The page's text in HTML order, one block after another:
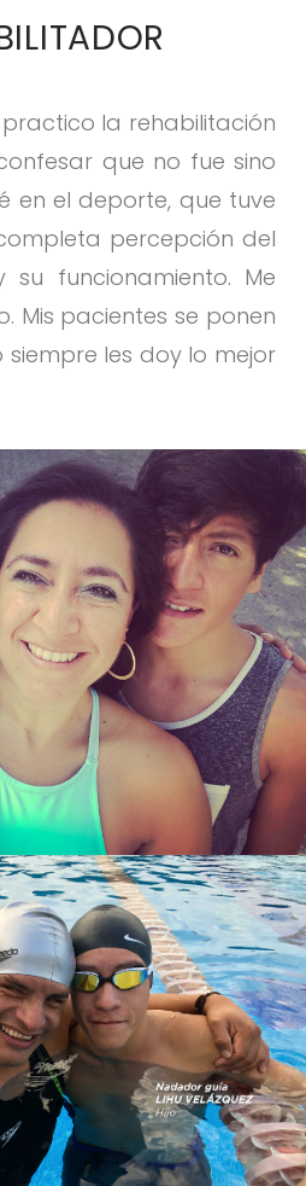
practico la rehabilitación
que no fue sino
en el deporte, que tuve
percepción del
funcionamiento. Me
Mis pacientes se ponen
siempre les doy lo mejor